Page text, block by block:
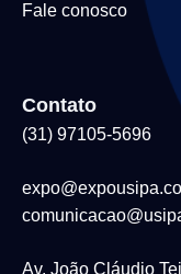
Fale conosco
Contato
(31) 97105-5696
Av. João Cláudio